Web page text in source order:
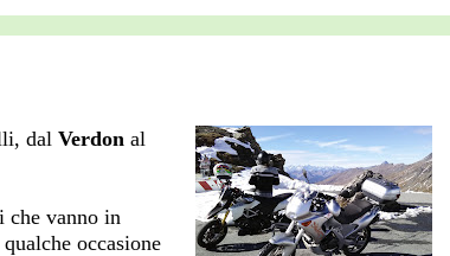
dal Verdon al
che vanno in
occasione